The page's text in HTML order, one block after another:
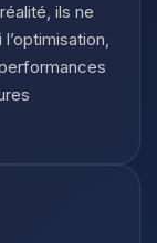
ils ne